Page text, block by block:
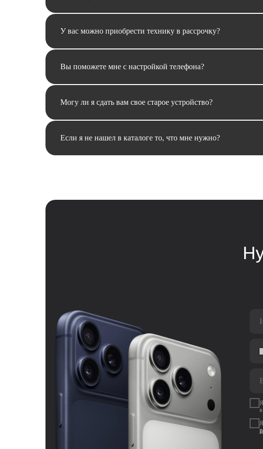
У вас можно приобрести технику в рассрочку?
Вы поможете мне с настройкой телефона?
Могу ли я сдать вам свое старое устройство?
Если я не нашел в каталоге то, что мне нужно?